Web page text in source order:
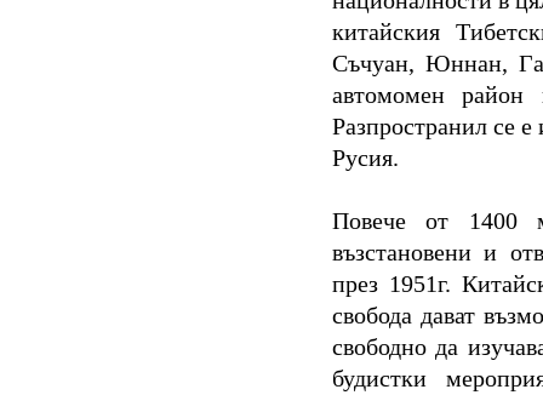
китайския
Съчуан, Юннан,
автомомен
Разпространил се
Русия.
Повече от 1400
възстановени и
през 1951г.
свобода дават
свободно да
будистки